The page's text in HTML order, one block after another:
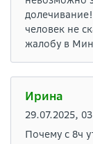
человек не
жалобу в
Ирина
29.07.2025,
Почему с 8ч